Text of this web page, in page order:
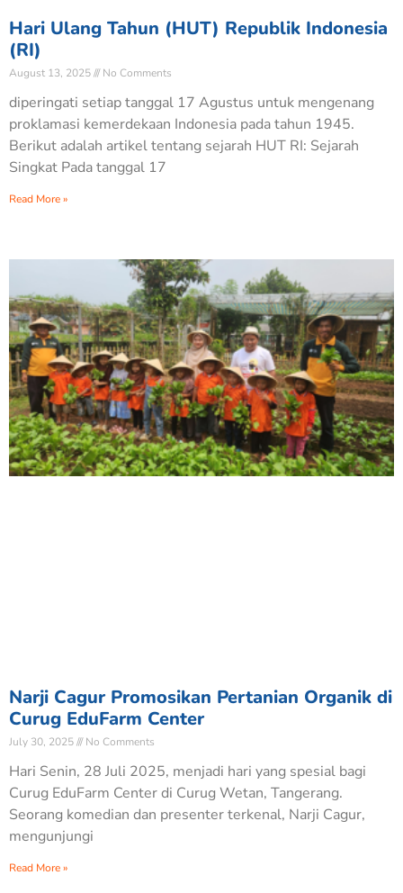
Hari Ulang Tahun (HUT) Republik Indonesia
(RI)
August 13, 2025 No Comments
diperingati setiap tanggal 17 Agustus untuk mengenang
proklamasi kemerdekaan Indonesia pada tahun 1945.
Berikut adalah artikel tentang sejarah HUT RI: Sejarah
Singkat Pada tanggal 17
Read More »
Narji Cagur Promosikan Pertanian Organik di
Curug EduFarm Center
July 30, 2025 No Comments
Hari Senin, 28 Juli 2025, menjadi hari yang spesial bagi
Curug EduFarm Center di Curug Wetan, Tangerang.
Seorang komedian dan presenter terkenal, Narji Cagur,
mengunjungi
Read More »